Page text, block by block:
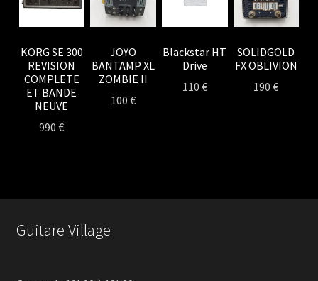
KORG SE 300
REVISION
COMPLETE
ET BANDE
NEUVE
990€
JOYO
BANTAMP XL
ZOMBIE II
100€
Blackstar HT
Drive
110 €
SOLIDGOLD
FX OBLIVION
190€
Guitare Village